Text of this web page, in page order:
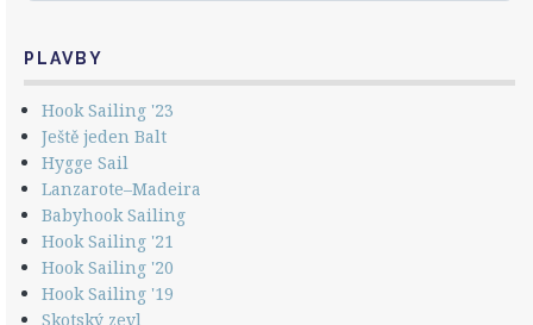
PLAVBY
Hook Sailing '23
Ještě jeden Balt
Hygge Sail
Lanzarote–Madeira
Babyhook Sailing
Hook Sailing '21
Hook Sailing '20
Hook Sailing '19
Skotský zevl